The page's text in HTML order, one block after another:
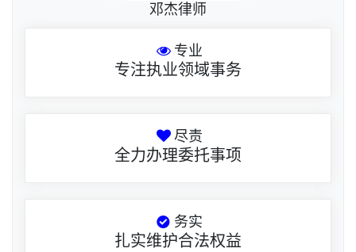
邓杰律师
专业
专注执业领域事务
尽责
全力办理委托事项
务实
扎实维护合法权益